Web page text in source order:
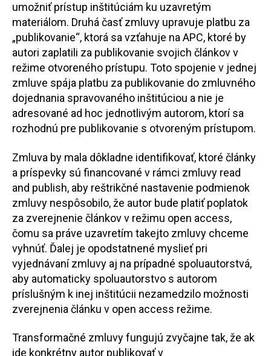
umožniť prístup inštitúciám ku uzavretým
materiálom. Druhá časť zmluvy upravuje platbu za
„publikovanie“, ktorá sa vzťahuje na APC, ktoré by
autori zaplatili za publikovanie svojich článkov v
režime otvoreného prístupu. Toto spojenie v jednej
zmluve spája platbu za publikovanie do zmluvného
dojednania spravovaného inštitúciou a nie je
adresované ad hoc jednotlivým autorom, ktorí sa
rozhodnú pre publikovanie s otvoreným prístupom.
Zmluva by mala dôkladne identifikovať, ktoré články
a príspevky sú financované v rámci zmluvy read
and publish, aby reštrikčné nastavenie podmienok
zmluvy nespôsobilo, že autor bude platiť poplatok
za zverejnenie článkov v režimu open access,
čomu sa práve uzavretím takejto zmluvy chceme
vyhnúť. Ďalej je opodstatnené myslieť pri
vyjednávaní zmluvy aj na prípadné spoluautorstvá,
aby automaticky spoluautorstvo s autorom
príslušným k inej inštitúcii nezamedzilo možnosti
zverejnenia článku v open access režime.
Transformačné zmluvy fungujú zvyčajne tak, že ak
ide konkrétny autor publikovať v